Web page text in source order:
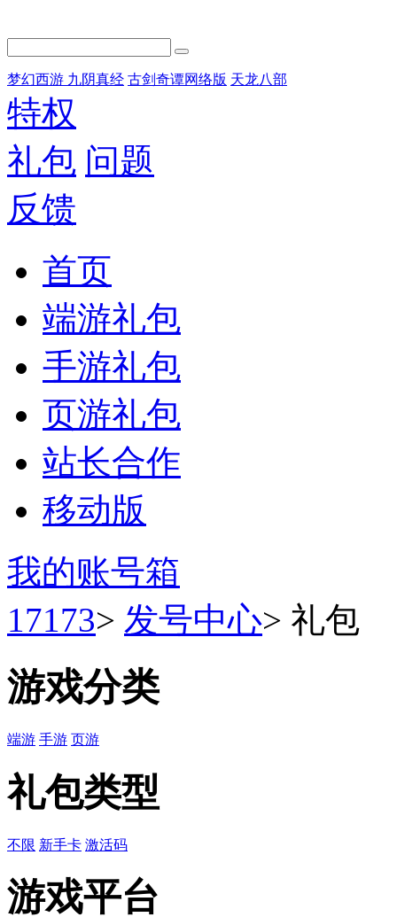
梦幻西游 九阴真经 古剑奇谭网络版 天龙八部
特权
礼包 问题
反馈
首页
端游礼包
手游礼包
页游礼包
站长合作
移动版
我的账号箱
17173> 发号中心> 礼包
游戏分类
端游 手游 页游
礼包类型
不限 新手卡 激活码
游戏平台